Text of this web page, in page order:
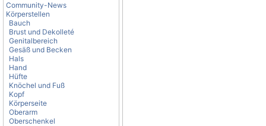
Community-News
Körperstellen
Bauch
Brust und Dekolleté
Genitalbereich
Gesäß und Becken
Hals
Hand
Hüfte
Knöchel und Fuß
Kopf
Körperseite
Oberarm
Oberschenkel